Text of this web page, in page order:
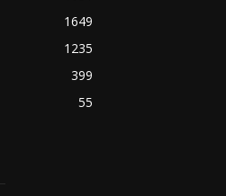
1649
1235
399
55